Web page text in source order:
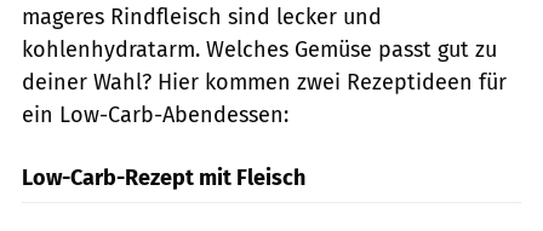
mageres Rindfleisch sind lecker und
kohlenhydratarm. Welches Gemüse passt gut zu
deiner Wahl? Hier kommen zwei Rezeptideen für
ein Low-Carb-Abendessen:
Low-Carb-Rezept mit Fleisch